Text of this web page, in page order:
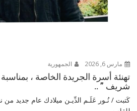
مارس 6, 2026 الجمهورية
تهنئة أسرة الجريدة الخاصة ،
شريف ” ..
كَتبت / نُـور عَلَـم الدِّيـن ميلادك عام جديد من